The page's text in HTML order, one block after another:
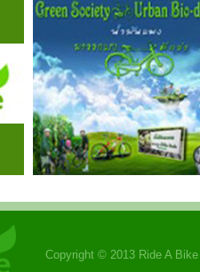
Copyright © 2013 Ride A